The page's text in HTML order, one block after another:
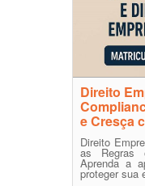
Direito
e Cresça
Direito
as Regras
Aprenda a
proteger sua